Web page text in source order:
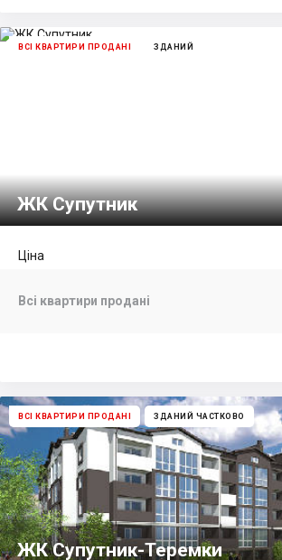
ВСІ КВАРТИРИ ПРОДАНІ ЗДАНИЙ
ЖК Супутник
Ціна
Всі квартири продані
ВСІ КВАРТИРИ ПРОДАНІ ЗДАНИЙ ЧАСТКОВО
ЖК Супутник-Теремки